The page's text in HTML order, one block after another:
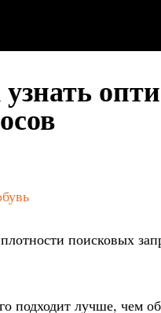
поисковых
подходит лучше, чем